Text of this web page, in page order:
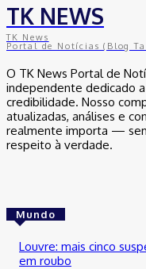
TK NEWS
TK News
Portal de Notícias (Blog
O TK News Portal de
independente dedicado
credibilidade. Nosso
atualizadas, análises e
realmente importa —
respeito à verdade.
Mundo
Louvre: mais cinco
em roubo